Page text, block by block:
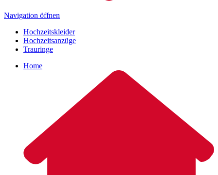
Navigation öffnen
Hochzeitskleider
Hochzeitsanzüge
Trauringe
Home